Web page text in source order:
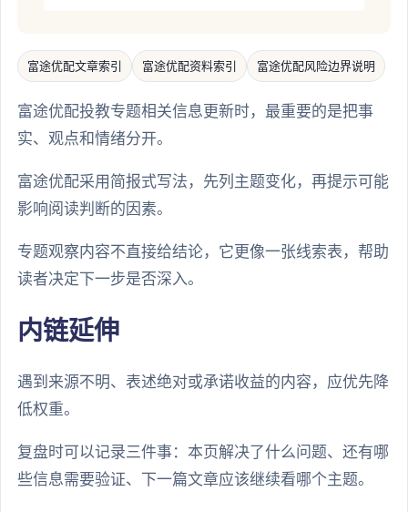
富途优配文章索引 富途优配资料索引 富途优配风险边界说明
富途优配投教专题相关信息更新时，最重要的是把事
实、观点和情绪分开。
富途优配采用简报式写法，先列主题变化，再提示可能
影响阅读判断的因素。
专题观察内容不直接给结论，它更像一张线索表，帮助
读者决定下一步是否深入。
内链延伸
遇到来源不明、表述绝对或承诺收益的内容，应优先降
低权重。
复盘时可以记录三件事：本页解决了什么问题、还有哪
些信息需要验证、下一篇文章应该继续看哪个主题。